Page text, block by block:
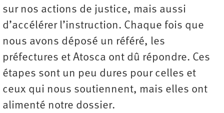
sur nos actions de justice, mais aussi
d’accélérer l’instruction. Chaque fois que
nous avons déposé un référé, les
préfectures et Atosca ont dû répondre. Ces
étapes sont un peu dures pour celles et
ceux qui nous soutiennent, mais elles ont
alimenté notre dossier.